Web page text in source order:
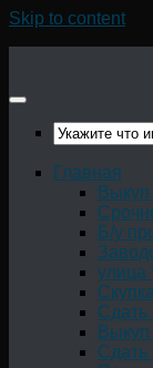
Skip to content
Главная
Б/у
улица
Сдать
Выкуп
Сдать